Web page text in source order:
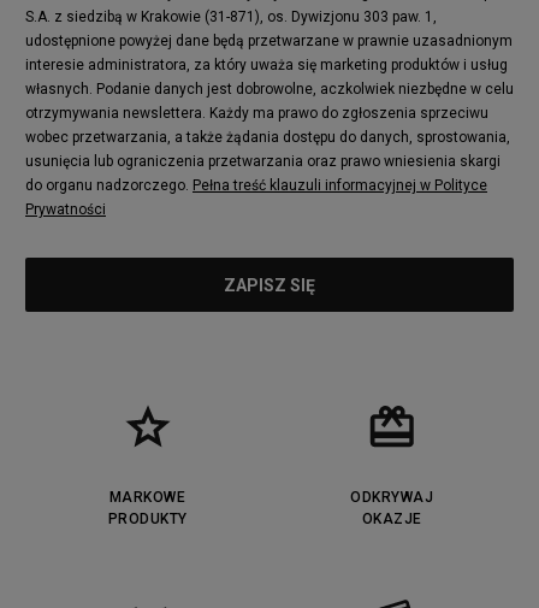
S.A. z siedzibą w Krakowie (31-871), os. Dywizjonu 303 paw. 1,
udostępnione powyżej dane będą przetwarzane w prawnie uzasadnionym
interesie administratora, za który uważa się marketing produktów i usług
własnych. Podanie danych jest dobrowolne, aczkolwiek niezbędne w celu
otrzymywania newslettera. Każdy ma prawo do zgłoszenia sprzeciwu
wobec przetwarzania, a także żądania dostępu do danych, sprostowania,
usunięcia lub ograniczenia przetwarzania oraz prawo wniesienia skargi
do organu nadzorczego. Pełna treść klauzuli informacyjnej w Polityce
Prywatności
MARKOWE
PRODUKTY
ODKRYWAJ
OKAZJE